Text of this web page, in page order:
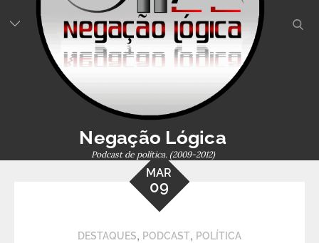
Negação Lógica
Podcast de política. (2009-2012)
MAR
09
DESTAQUES, PODCAST, POLÍTICA